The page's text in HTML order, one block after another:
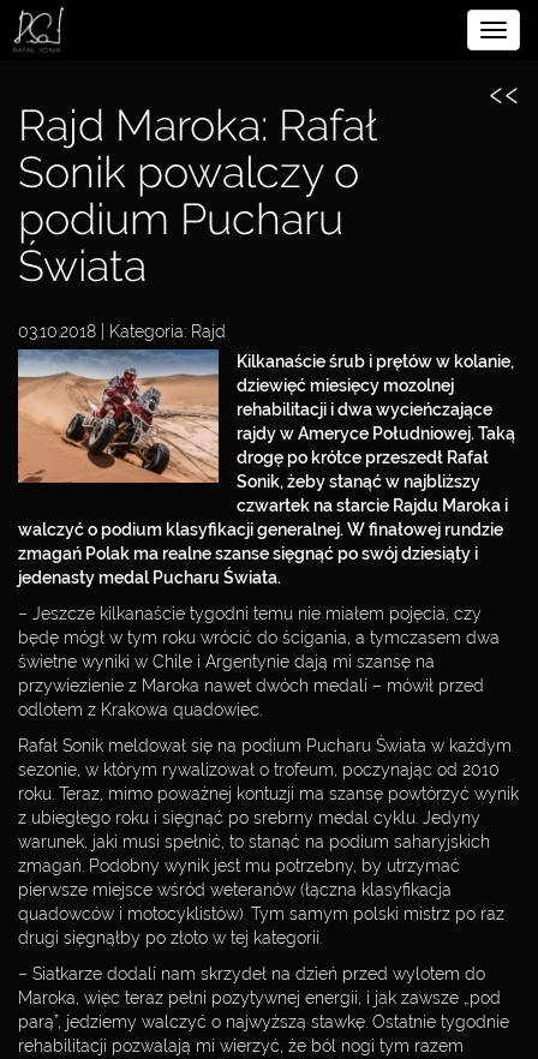
BIOGRAFIA
SPORTOWIEC
PRZĘDSIĘBIORCA
FILANTROP
MULTIMEDIA
PARTNERZY
KONTAKT
DO POBRANIA
POLITYKA
REALIZACJA:
Rajd Maroka: Rafał
Sonik powalczy o
podium Pucharu
Świata
‹‹
03.10.2018 | Kategoria: Rajd
Kilkanaście śrub i prętów w kolanie,
dziewięć miesięcy mozolnej
rehabilitacji i dwa wycieńczające
rajdy w Ameryce Południowej. Taką
drogę po krótce przeszedł Rafał
Sonik, żeby stanąć w najbliższy
czwartek na starcie Rajdu Maroka i
walczyć o podium klasyfikacji generalnej. W finałowej rundzie
zmagań Polak ma realne szanse sięgnąć po swój dziesiąty i
jedenasty medal Pucharu Świata.
– Jeszcze kilkanaście tygodni temu nie miałem pojęcia, czy
będę mógł w tym roku wrócić do ścigania, a tymczasem dwa
świetne wyniki w Chile i Argentynie dają mi szansę na
przywiezienie z Maroka nawet dwóch medali – mówił przed
odlotem z Krakowa quadowiec.
Rafał Sonik meldował się na podium Pucharu Świata w każdym
sezonie, w którym rywalizował o trofeum, poczynając od 2010
roku. Teraz, mimo poważnej kontuzji ma szansę powtórzyć wynik
z ubiegłego roku i sięgnąć po srebrny medal cyklu. Jedyny
warunek, jaki musi spełnić, to stanąć na podium saharyjskich
zmagań. Podobny wynik jest mu potrzebny, by utrzymać
pierwsze miejsce wśród weteranów (łączna klasyfikacja
quadowców i motocyklistów). Tym samym polski mistrz po raz
drugi sięgnąłby po złoto w tej kategorii.
– Siatkarze dodali nam skrzydeł na dzień przed wylotem do
Maroka, więc teraz pełni pozytywnej energii, i jak zawsze „pod
parą”, jedziemy walczyć o najwyższą stawkę. Ostatnie tygodnie
rehabilitacji pozwalają mi wierzyć, że ból nogi tym razem